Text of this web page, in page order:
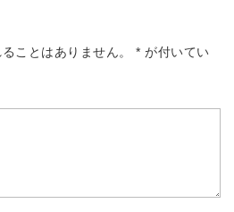
ことはありません。 * が付いてい